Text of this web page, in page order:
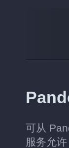
可从
服务允